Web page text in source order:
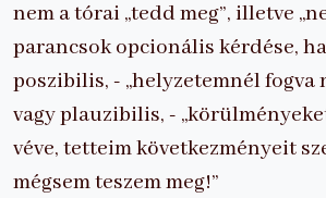
nem a tórai „tedd meg”, illetve
parancsok opcionális kérdése,
poszibilis, - „helyzetemnél fogva
vagy plauzibilis, -
véve, tetteim következményeit
mégsem teszem meg!”